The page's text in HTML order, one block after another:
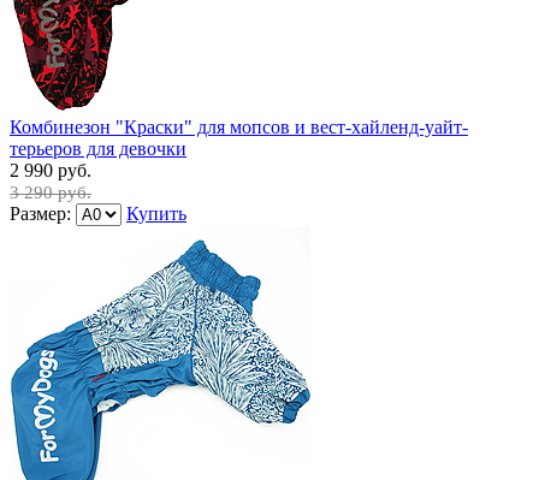
Комбинезон "Краски" для мопсов и вест-хайленд-уайт-
терьеров для девочки
2 990 руб.
3 290 руб.
Размер: Купить